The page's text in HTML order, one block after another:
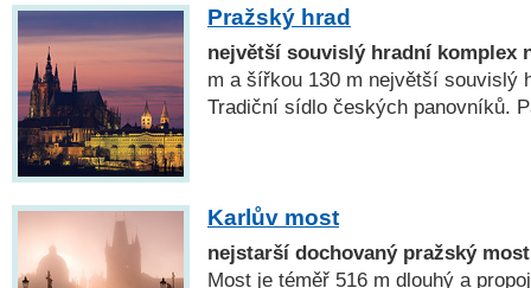
Pražský hrad
největší souvislý hradní komplex
m a šířkou 130 m největší souvislý
Tradiční sídlo českých panovníků.
Karlův most
nejstarší dochovaný pražský
Most je téměř 516 m dlouhý a